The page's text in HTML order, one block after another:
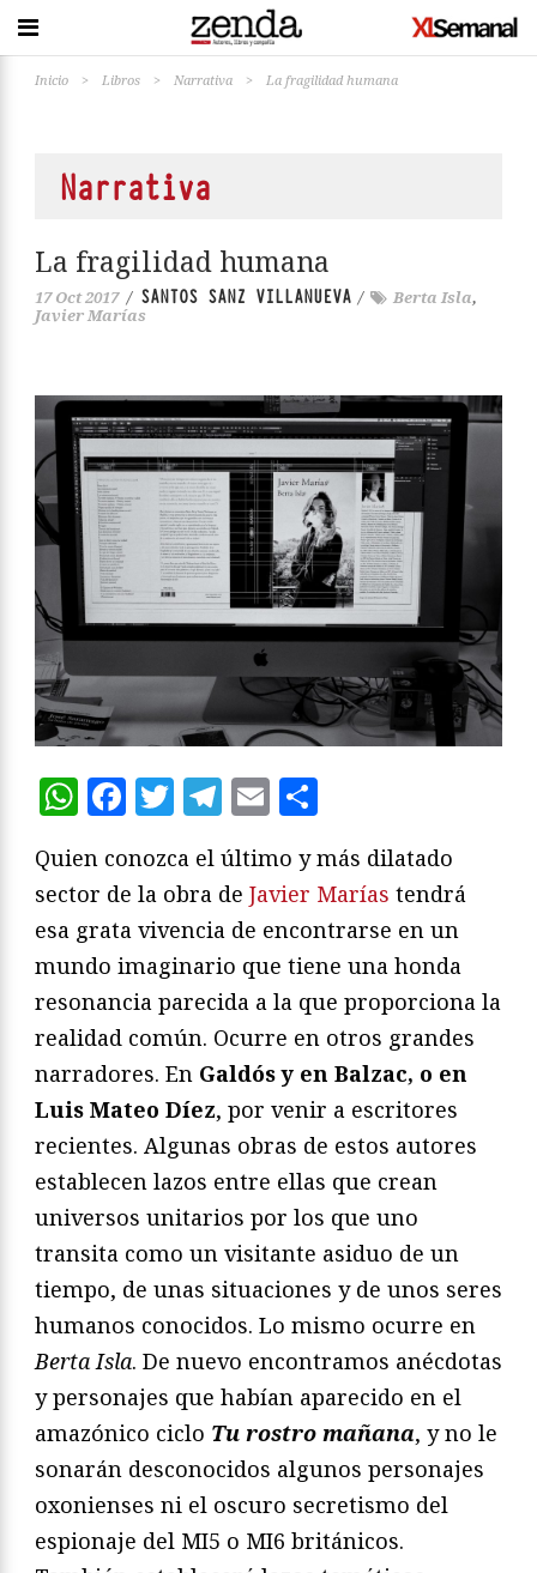
Inicio > Libros > Narrativa > La fragilidad humana
Narrativa
La fragilidad humana
17 Oct 2017 / SANTOS SANZ VILLANUEVA / Berta Isla,
Javier Marías
WhatsApp
Facebook
Twitter
Telegram
Email
Quien conozca el último y más dilatado
sector de la obra de Javier Marías tendrá
esa grata vivencia de encontrarse en un
mundo imaginario que tiene una honda
resonancia parecida a la que proporciona la
realidad común. Ocurre en otros grandes
narradores. En Galdós y en Balzac, o en
Luis Mateo Díez, por venir a escritores
recientes. Algunas obras de estos autores
establecen lazos entre ellas que crean
universos unitarios por los que uno
transita como un visitante asiduo de un
tiempo, de unas situaciones y de unos seres
humanos conocidos. Lo mismo ocurre en
Berta Isla. De nuevo encontramos anécdotas
y personajes que habían aparecido en el
amazónico ciclo Tu rostro mañana, y no le
sonarán desconocidos algunos personajes
oxonienses ni el oscuro secretismo del
espionaje del MI5 o MI6 británicos.